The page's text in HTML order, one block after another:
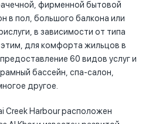
фирменной бытовой
в пол, большого балкона или
в зависимости от типа
для комфорта жильцов в
60 видов услуг и
бассейн, спа-салон,
другое.
Creek Harbour расположен